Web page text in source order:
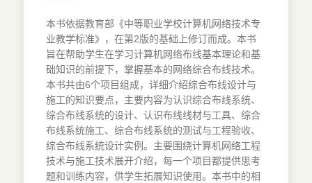
本书依据教育部《中等职业学校计算机网络技术专
业教学标准》，在第2版的基础上修订而成。本书
旨在帮助学生在学习计算机网络布线基本理论和基
础知识的前提下，掌握基本的网络综合布线技术。
本书共由6个项目组成，详细介绍综合布线设计与
施工的知识要点，主要内容为认识综合布线系统、
综合布线系统的设计、认识布线线材与工具、综合
布线系统施工、综合布线系统的测试与工程验收、
综合布线系统设计实例。主要围绕计算机网络工程
技术与施工技术展开介绍，每一个项目都提供思考
题和训练内容，供学生拓展知识使用。本书中的相